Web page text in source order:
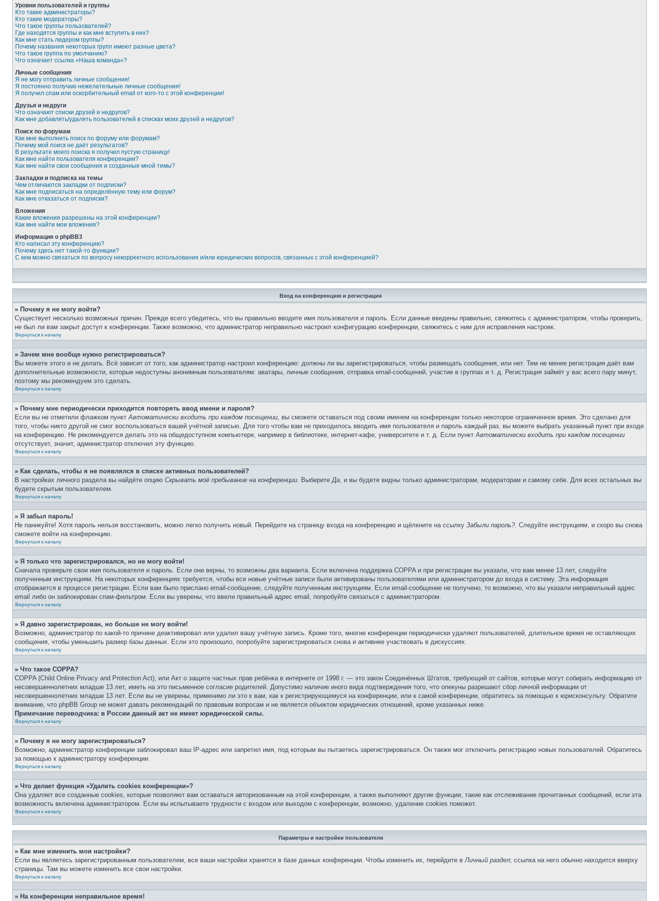
Уровни пользователей и группы
Кто такие администраторы?
Кто такие модераторы?
Что такое группы пользователей?
Где находятся группы и как мне вступить в них?
Как мне стать лидером группы?
Почему названия некоторых групп имеют разные цвета?
Что такое группа по умолчанию?
Что означает ссылка «Наша команда»?
Личные сообщения
Я не могу отправить личные сообщения!
Я постоянно получаю нежелательные личные сообщения!
Я получил спам или оскорбительный email от кого-то с этой конференции!
Друзья и недруги
Что означают списки друзей и недругов?
Как мне добавлять/удалять пользователей в списках моих друзей и недругов?
Поиск по форумам
Как мне выполнить поиск по форуму или форумам?
Почему мой поиск не даёт результатов?
В результате моего поиска я получил пустую страницу!
Как мне найти пользователя конференции?
Как мне найти свои сообщения и созданные мной темы?
Закладки и подписка на темы
Чем отличаются закладки от подписки?
Как мне подписаться на определённую тему или форум?
Как мне отказаться от подписки?
Вложения
Какие вложения разрешены на этой конференции?
Как мне найти мои вложения?
Информация о phpBB3
Кто написал эту конференцию?
Почему здесь нет такой-то функции?
С кем можно связаться по вопросу некорректного использования и/или юридических вопросов, связанных с этой конференцией?
Вход на конференцию и регистрация
» Почему я не могу войти?
Существует несколько возможных причин. Прежде всего убедитесь, что вы правильно вводите имя пользователя и пароль. Если данные введены правильно, свяжитесь с администратором, чтобы проверить,
не был ли вам закрыт доступ к конференции. Также возможно, что администратор неправильно настроил конфигурацию конференции, свяжитесь с ним для исправления настроек.
Вернуться к началу
» Зачем мне вообще нужно регистрироваться?
Вы можете этого и не делать. Всё зависит от того, как администратор настроил конференцию: должны ли вы зарегистрироваться, чтобы размещать сообщения, или нет. Тем не менее регистрация даёт вам
дополнительные возможности, которые недоступны анонимным пользователям: аватары, личные сообщения, отправка email-сообщений, участие в группах и т. д. Регистрация займёт у вас всего пару минут,
поэтому мы рекомендуем это сделать.
Вернуться к началу
» Почему мне периодически приходится повторять ввод имени и пароля?
Если вы не отметили флажком пунктАвтоматически входить при каждом посещении, вы сможете оставаться под своим именем на конференции только некоторое ограниченное время. Это сделано для
того, чтобы никто другой не смог воспользоваться вашей учётной записью. Для того чтобы вам не приходилось вводить имя пользователя и пароль каждый раз, вы можете выбрать указанный пункт при входе
на конференцию. Не рекомендуется делать это на общедоступном компьютере, например в библиотеке, интернет-кафе, университете и т. д. Если пунктАвтоматически входить при каждом посещении
отсутствует, значит, администратор отключил эту функцию.
Вернуться к началу
» Как сделать, чтобы я не появлялся в списке активных пользователей?
В настройках личного раздела вы найдёте опцию Скрывать моё пребывание на конференции. ВыберитеДа, и вы будете видны только администраторам, модераторам и самому себе. Для всех остальных вы
будете скрытым пользователем.
Вернуться к началу
» Я забыл пароль!
Не паникуйте! Хотя пароль нельзя восстановить, можно легко получить новый. Перейдите на страницу входа на конференцию и щёлкните на ссылку Забыли пароль?. Следуйте инструкциям, и скоро вы снова
сможете войти на конференцию.
Вернуться к началу
» Я только что зарегистрировался, но не могу войти!
Сначала проверьте свои имя пользователя и пароль. Если они верны, то возможны два варианта. Если включена поддержка COPPA и при регистрации вы указали, что вам менее 13 лет, следуйте
полученным инструкциям. На некоторых конференциях требуется, чтобы все новые учётные записи были активированы пользователями или администратором до входа в систему. Эта информация
отображается в процессе регистрации. Если вам было прислано email-сообщение, следуйте полученным инструкциям. Если email-сообщение не получено, то возможно, что вы указали неправильный адрес
email либо он заблокирован спам-фильтром. Если вы уверены, что ввели правильный адрес email, попробуйте связаться с администратором.
Вернуться к началу
» Я давно зарегистрирован, но больше не могу войти!
Возможно, администратор по какой-то причине деактивировал или удалил вашу учётную запись. Кроме того, многие конференции периодически удаляют пользователей, длительное время не оставляющих
сообщения, чтобы уменьшить размер базы данных. Если это произошло, попробуйте зарегистрироваться снова и активнее участвовать в дискуссиях.
Вернуться к началу
» Что такое COPPA?
COPPA (Child Online Privacy and Protection Act), или Акт о защите частных прав ребёнка в интернете от 1998 г. — это закон Соединённых Штатов, требующий от сайтов, которые могут собирать информацию от
несовершеннолетних младше 13 лет, иметь на это письменное согласие родителей. Допустимо наличие иного вида подтверждения того, что опекуны разрешают сбор личной информации от
несовершеннолетних младше 13 лет. Если вы не уверены, применимо ли это к вам, как к регистрирующемуся на конференции, или к самой конференции, обратитесь за помощью к юрисконсульту. Обратите
внимание, что phpBB Group не может давать рекомендаций по правовым вопросам и не является объектом юридических отношений, кроме указанных ниже.
Примечание переводчика: в России данный акт не имеет юридической силы.
Вернуться к началу
» Почему я не могу зарегистрироваться?
Возможно, администратор конференции заблокировал ваш IP-адрес или запретил имя, под которым вы пытаетесь зарегистрироваться. Он также мог отключить регистрацию новых пользователей. Обратитесь
за помощью к администратору конференции.
Вернуться к началу
» Что делает функция «Удалить cookies конференции»?
Она удаляет все созданные cookies, которые позволяют вам оставаться авторизованным на этой конференции, а также выполняют другие функции, такие как отслеживание прочитанных сообщений, если эта
возможность включена администратором. Если вы испытываете трудности с входом или выходом с конференции, возможно, удаление cookies поможет.
Вернуться к началу
Параметры и настройки пользователя
» Как мне изменить мои настройки?
Если вы являетесь зарегистрированным пользователем, все ваши настройки хранятся в базе данных конференции. Чтобы изменить их, перейдите вЛичный раздел; ссылка на него обычно находится вверху
страницы. Там вы можете изменить все свои настройки.
Вернуться к началу
» На конференции неправильное время!